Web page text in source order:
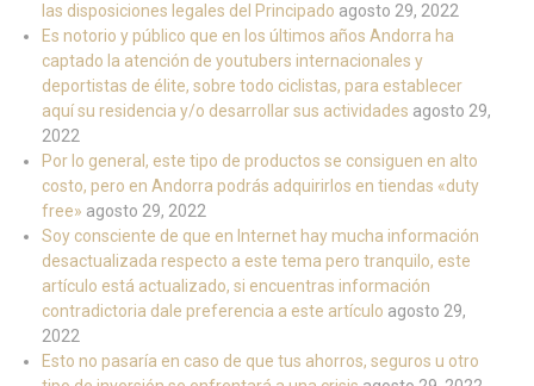
las disposiciones legales del Principado agosto 29, 2022
Es notorio y público que en los últimos años Andorra ha
captado la atención de youtubers internacionales y
deportistas de élite, sobre todo ciclistas, para establecer
aquí su residencia y/o desarrollar sus actividades agosto 29,
2022
Por lo general, este tipo de productos se consiguen en alto
costo, pero en Andorra podrás adquirirlos en tiendas «duty
free» agosto 29, 2022
Soy consciente de que en Internet hay mucha información
desactualizada respecto a este tema pero tranquilo, este
artículo está actualizado, si encuentras información
contradictoria dale preferencia a este artículo agosto 29,
2022
Esto no pasaría en caso de que tus ahorros, seguros u otro